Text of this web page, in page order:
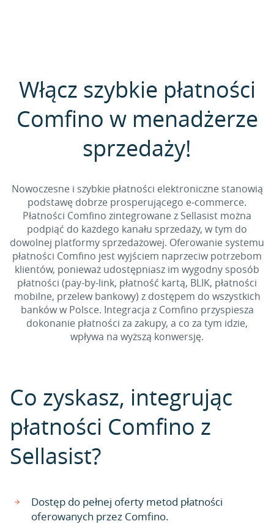
Włącz szybkie płatności
Comfino w menadżerze
sprzedaży!
Nowoczesne i szybkie płatności elektroniczne stanowią
podstawę dobrze prosperującego e-commerce.
Płatności Comfino zintegrowane z Sellasist można
podpiąć do każdego kanału sprzedaży, w tym do
dowolnej platformy sprzedażowej. Oferowanie systemu
płatności Comfino jest wyjściem naprzeciw potrzebom
klientów, ponieważ udostępniasz im wygodny sposób
płatności (pay-by-link, płatność kartą, BLIK, płatności
mobilne, przelew bankowy) z dostępem do wszystkich
banków w Polsce. Integracja z Comfino przyspiesza
dokonanie płatności za zakupy, a co za tym idzie,
wpływa na wyższą konwersję.
Co zyskasz, integrując
płatności Comfino z
Sellasist?
Dostęp do pełnej oferty metod płatności
oferowanych przez Comfino.